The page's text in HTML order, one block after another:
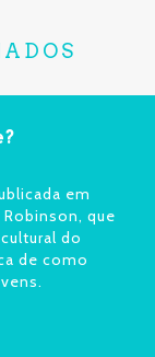
em
que
do
de como